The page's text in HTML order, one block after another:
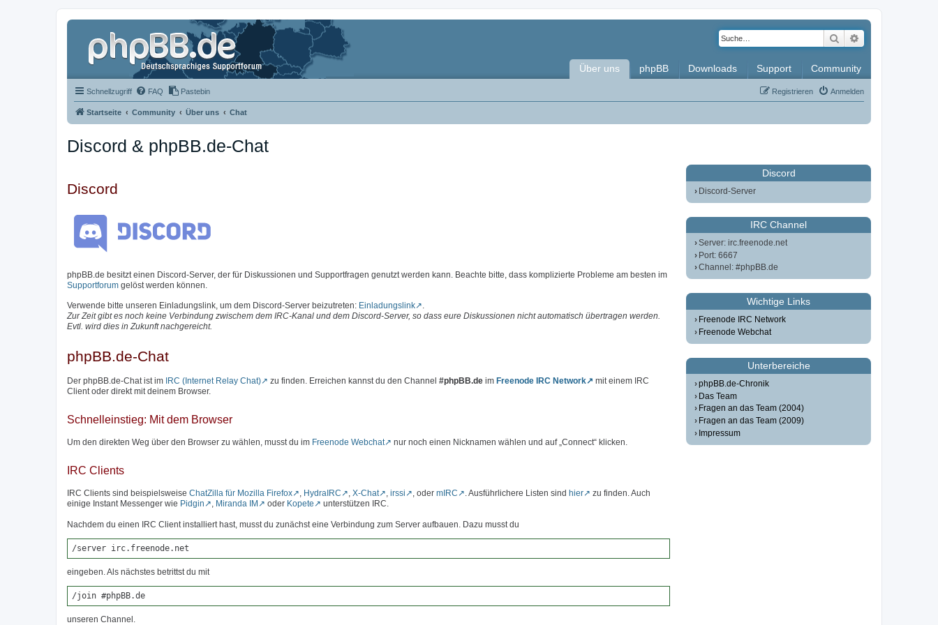
Suche
Über uns phpBB Downloads Support Community
Schnellzugriff FAQ Pastebin Anmelden
Registrieren
Startseite Community Über uns Chat
Discord & phpBB.de-Chat
Discord
phpBB.de besitzt einen Discord-Server, der für Diskussionen und Supportfragen genutzt werden kann. Beachte bitte, dass komplizierte Probleme am besten im
Supportforum gelöst werden können.
Verwende bitte unseren Einladungslink, um dem Discord-Server beizutreten: Einladungslink
.
Zur Zeit gibt es noch keine Verbindung zwischem dem IRC-Kanal und dem Discord-Server, so dass eure Diskussionen nicht automatisch übertragen werden.
Evtl. wird dies in Zukunft nachgereicht.
phpBB.de-Chat
Der phpBB.de-Chat ist im IRC (Internet Relay Chat) zu finden. Erreichen kannst du den Channel #phpBB.de im Freenode IRC Network
mit einem IRC
Client oder direkt mit deinem Browser.
Schnelleinstieg: Mit dem Browser
Um den direkten Weg über den Browser zu wählen, musst du im Freenode Webchat nur noch einen Nicknamen wählen und auf „Connect“ klicken.
IRC Clients
IRC Clients sind beispielsweise ChatZilla für Mozilla Firefox , HydraIRC , X-Chat , irssi , oder mIRC . Ausführlichere Listen sind hier
zu finden. Auch
einige Instant Messenger wie Pidgin , Miranda IM oder Kopete unterstützen IRC.
Nachdem du einen IRC Client installiert hast, musst du zunächst eine Verbindung zum Server aufbauen. Dazu musst du
/server irc.freenode.net
eingeben. Als nächstes betrittst du mit
/join #phpBB.de
unseren Channel.
Discord
Discord-Server
IRC Channel
Server: irc.freenode.net
Port: 6667
Channel: #phpBB.de
Wichtige Links
Freenode IRC Network
Freenode Webchat
Unterbereiche
phpBB.de-Chronik
Das Team
Fragen an das Team (2004)
Fragen an das Team (2009)
Impressum